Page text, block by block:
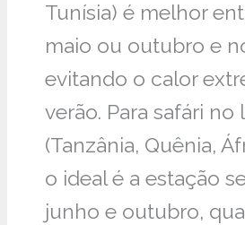
Tunísia) é melhor
maio ou outubro e
evitando o calor
verão. Para safári no
(Tanzânia, Quênia,
o ideal é a estação
junho e outubro,